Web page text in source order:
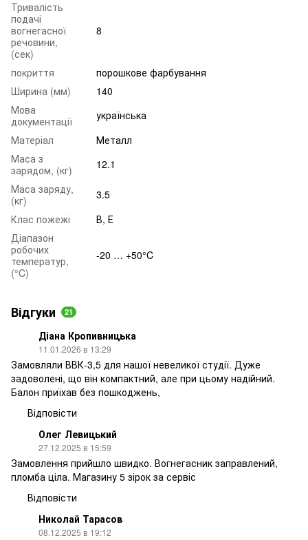
Тривалість
подачі
вогнегасної
речовини,
(сек)
8
покриття
порошкове фарбування
Ширина (мм)
140
Мова
документації
українська
Матеріал
Металл
Маса з
зарядом, (кг)
12.1
Маса заряду,
(кг)
3.5
Клас пожежі
В, Е
Діапазон
робочих
температур,
(°C)
-20 … +50°C
Відгуки 21
Діана Кропивницька
11.01.2026 в 13:29
Замовляли ВВК-3,5 для нашої невеликої студії. Дуже
задоволені, що він компактний, але при цьому надійний.
Балон приїхав без пошкоджень,
Відповісти
Олег Левицький
27.12.2025 в 15:59
Замовлення прийшло швидко. Вогнегасник заправлений,
пломба ціла. Магазину 5 зірок за сервіс
Відповісти
Николай Тарасов
08.12.2025 в 19:12